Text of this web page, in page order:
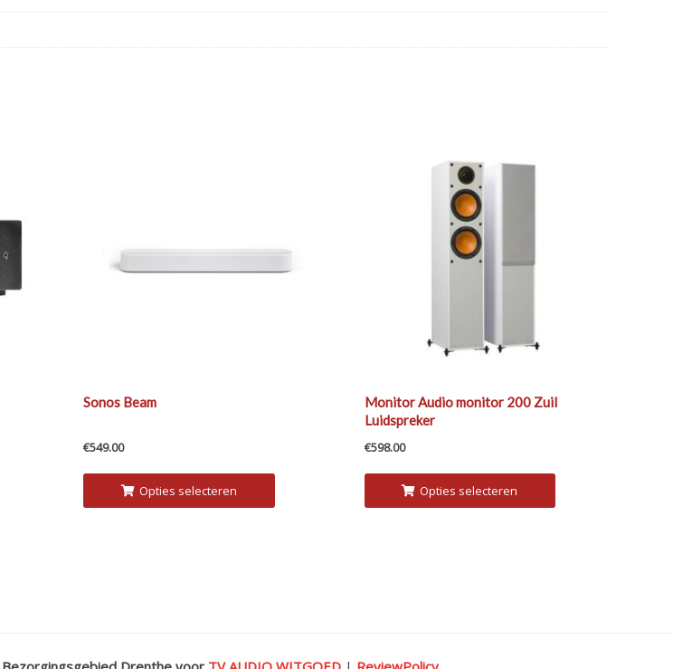
Sonos Beam
€549.00
Opties selecteren
Monitor Audio monitor 200 Zuil
Luidspreker
€598.00
Opties selecteren